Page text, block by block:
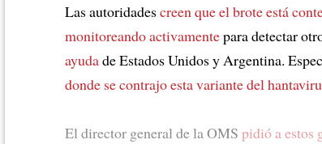
Las autoridadescreen que el brote está
monitoreando activamentepara detectar
ayudade Estados Unidos y Argentina.
donde se contrajo esta variante del
El director general de la OMS pidió a estos